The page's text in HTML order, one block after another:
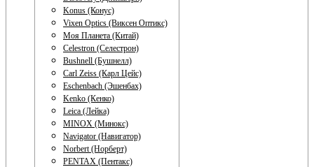
Konus (Конус)
Vixen Optics (Виксен Оптикс)
Моя Планета (Китай)
Celestron (Селестрон)
Bushnell (Бушнелл)
Carl Zeiss (Карл Цейс)
Eschenbach (Эшенбах)
Kenko (Кенко)
Leica (Лейка)
MINOX (Минокс)
Navigator (Навигатор)
Norbert (Норберт)
PENTAX (Пентакс)